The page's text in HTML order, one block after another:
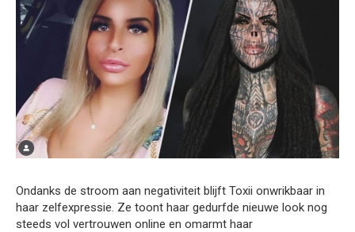
Ondanks de stroom aan negativiteit blijft Toxii onwrikbaar in
haar zelfexpressie. Ze toont haar gedurfde nieuwe look nog
steeds vol vertrouwen online en omarmt haar